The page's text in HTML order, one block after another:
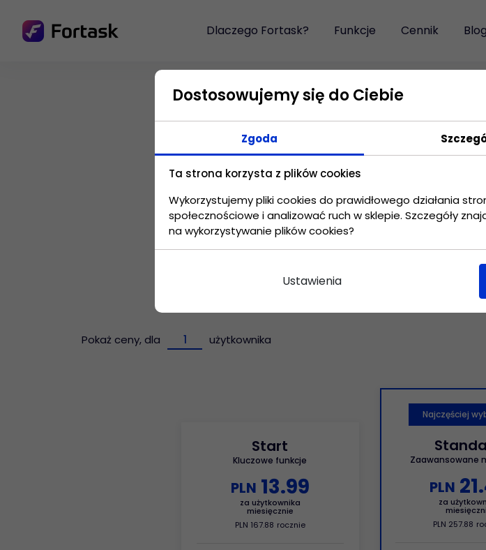
Dlaczego Fortask?
Standaryzacja
Przenieś procesy
firmowe i wprowadź
standard ich
Kontrola nad
Sprawnie przeglądaj
postępy prac przy
realizacji celów.
Automatyzacja
Ułatwienie pracy
zdalnej
miejsca nie tracąc
Elastyczność
mechanizmy.
Funkcje Cennik Blog
Poznaj cennik aplikacji Fortask. Pamiętaj, że
14 dni bez żadnych ukrytych opłat. Skontaktuj
UMÓW SIĘ NA
Pokaż ceny, dla użytkownika
Start
Kluczowe funkcje
PLN 13.99
za użytkownika
miesięcznie
PLN 167.88 rocznie
Najczęściej
Zaawansowane
PLN 21.
za
PLN 257.88
Dostosowujemy się do Ciebie
Zgoda
Ta strona korzysta z plików cookies
Wykorzystujemy pliki cookies do prawidłowego działania
społecznościowe i analizować ruch w sklepie. Szczegóły
na wykorzystywanie plików cookies?
Ustawienia